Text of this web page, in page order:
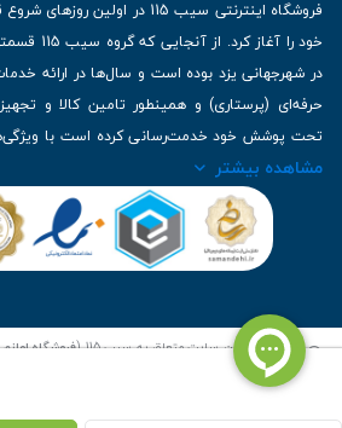
خود را
در شهرجهانی یزد بوده است و سال‌ها در ارائه
حرفه‌ای (پرستاری) و همینطور تامین کالا و
تحت پوشش خود خدمت‌رسانی کرده است با
برترین برندهای موجود در بازار اطلاعات بسیار
| تلفن تماس : 36333383-035 | ایمیل: Info@Sib115.com
مشاهده بیشتر
© کلیه حقوق این سایت متعلق به سیب 115 ( فروشگاه
کدنویسی توسط